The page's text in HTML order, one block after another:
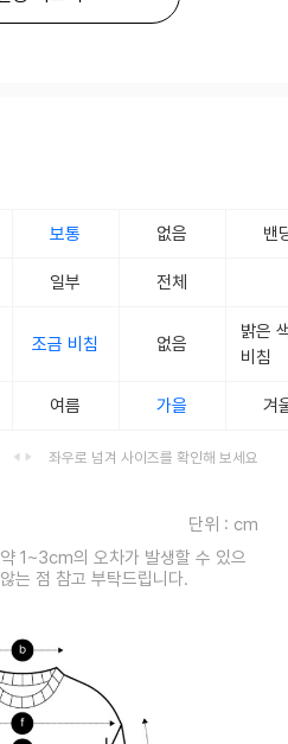
보통 없음 밴
일부 전체
조금 비침 없음
밝은
비침
여름 가을 겨
좌우로 넘겨 사이즈를 확인해 보세요
단위 : cm
1~3cm의 오차가 발생할 수 있으
는 점 참고 부탁드립니다.